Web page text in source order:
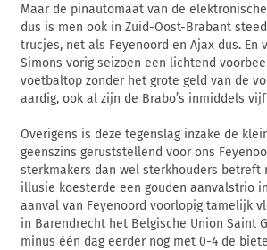
Maar de pinautomaat van de
dus is men ook in Zuid-Oost-Brabant
trucjes, net als Feyenoord en Ajax dus.
Simons vorig seizoen een lichtend
voetbaltop zonder het grote geld van de
aardig, ook al zijn de Brabo’s inmiddels
Overigens is deze tegenslag inzake de
geenszins geruststellend voor ons
sterkmakers dan wel sterkhouders betreft
illusie koesterde een gouden aanvalstrio
aanval van Feyenoord voorlopig tamelijk
in Barendrecht het Belgische Union Saint
minus één dag eerder nog met 0-4 de